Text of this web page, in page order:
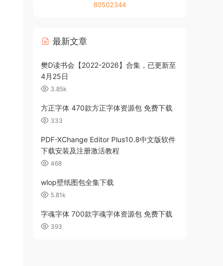
80502344
最新文章
樊D读书会【2022-2026】合集，已更新至
4月25日
3.85k
方正字体 470款方正字体资源包 免费下载
333
PDF-XChange Editor Plus10.8中文版软件
下载安装及注册激活教程
468
wlop壁纸图包全集下载
5.81k
字魂字体 700款字魂字体资源包 免费下载
393